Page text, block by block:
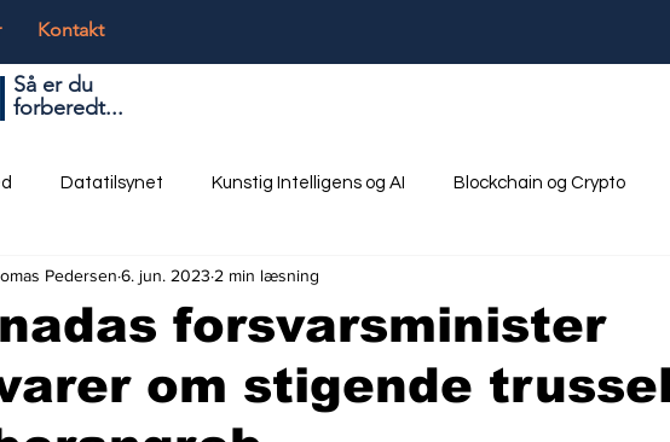
Kontakt
Så er du
forberedt...
Datatilsynet Kunstig Intelligens og AI Blockchain og Crypto
IT og Teknik Ungdom og Uddannelse
forsvarsminister
om stigende
Pedersen 6. jun. 2023 2 min læsning